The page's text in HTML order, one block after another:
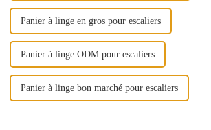
Panier à linge en gros pour escaliers
Panier à linge ODM pour escaliers
Panier à linge bon marché pour escaliers